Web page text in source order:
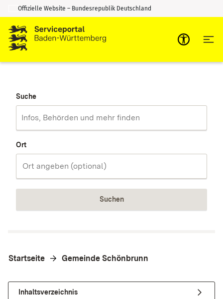
Zum Inhalt springen
Zur Suche springen
Offizielle Website – Bundesrepublik Deutschland
Suche
Ort
Suchen
Startseite Gemeinde Schönbrunn
Inhaltsverzeichnis